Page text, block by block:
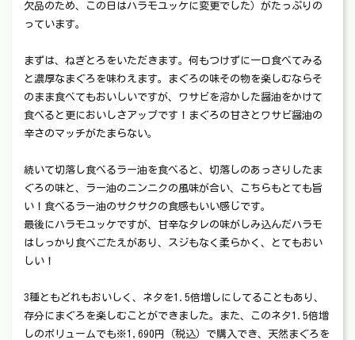
欠品のため、この日はハラモユッケに変更でした）がたっぷりの
っています。
まずは、ねぎとろをいただきます。何もつけずに一口食べてみる
と濃厚なまぐろを味わえます。まぐろの味その物を楽しむならそ
のまま食べてもおいしいですが、ワサビを溶かした醤油をかけて
食べると更においしさアップです！まぐろの甘さとワサビ醤油の
辛さのマッチがたまらない。
続いて切落し食べるラー油を食べると、切落しのあっさりしたま
ぐろの味と、ラー油のニンニクの風味が合い、こちらもとても旨
い！食べるラー油のサクサクの食感もいい感じです。
最後にハラモユッケですが、甘辛なタレの味がしみ込んだハラモ
はしっかり食べごたえがあり、スジもなく柔らかく、とてもおい
しい！
3種ともどれもおいしく、ネタを1.5倍増しにしてることもあり、
存分にまぐろを楽しむことができました。また、このネタ1.5倍増
しのボリュームでも※1,690円（税込）で購入でき、天然まぐろを